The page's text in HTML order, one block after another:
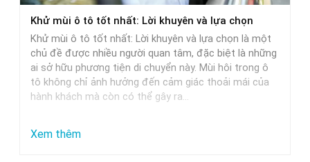
ô
tô:
Giải
pháp
tối
ưu
Khử mùi ô tô tốt nhất: Lời khuyên và lựa chọn
Khử mùi ô tô tốt nhất: Lời khuyên và lựa chọn là một
chủ đề được nhiều người quan tâm, đặc biệt là những
ai sở hữu phương tiện di chuyển này. Mùi hôi trong ô
tô không chỉ ảnh hưởng đến cảm giác thoải mái của
hành khách mà còn có thể gây ra…
Xem thêm: